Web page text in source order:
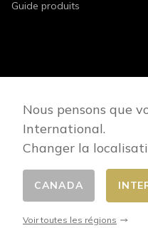
Guide produits
FOLLOW US
Changer de pays
Nous pensons que
International.
Changer la
CANADA
Voir toutes les régions